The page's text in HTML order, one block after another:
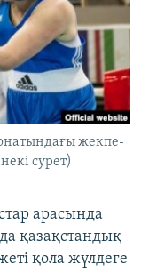
жекпе-
сурет)
арасында
қазақстандық
қола жүлдеге